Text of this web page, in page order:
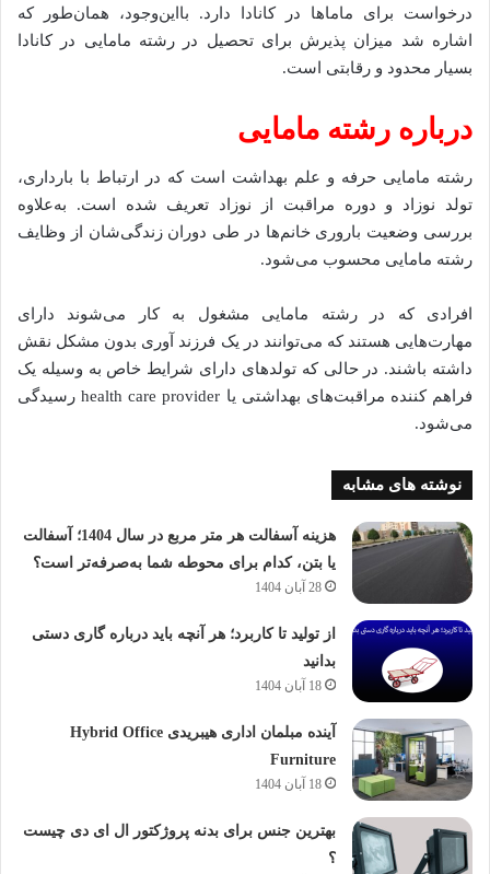
درخواست برای ماماها در کانادا دارد. بااین‌وجود، همان‌طور که
اشاره شد میزان پذیرش برای تحصیل در رشته مامایی در کانادا
بسیار محدود و رقابتی است.
درباره رشته مامایی
رشته مامایی حرفه و علم بهداشت است که در ارتباط با بارداری،
تولد نوزاد و دوره مراقبت از نوزاد تعریف ‌شده است. به‌علاوه
بررسی وضعیت باروری خانم‌ها در طی دوران زندگی‌شان از وظایف
رشته مامایی محسوب می‌شود.
افرادی که در رشته مامایی مشغول به کار می‌شوند دارای
مهارت‌هایی هستند که می‌توانند در یک فرزند آوری بدون مشکل نقش
داشته باشند. در حالی‌ که تولد‌های دارای شرایط خاص به ‌وسیله یک
فراهم‌ کننده مراقبت‌های بهداشتی یا health care provider رسیدگی
می‌شود.
نوشته های مشابه
هزینه آسفالت هر متر مربع در سال 1404؛ آسفالت
یا بتن، کدام برای محوطه شما به‌صرفه‌تر است؟
28 آبان 1404
از تولید تا کاربرد؛ هر آنچه باید درباره گاری دستی
بدانید
18 آبان 1404
آینده مبلمان اداری هیبریدی Hybrid Office
Furniture
18 آبان 1404
بهترین جنس برای بدنه پروژکتور ال ای دی چیست
؟